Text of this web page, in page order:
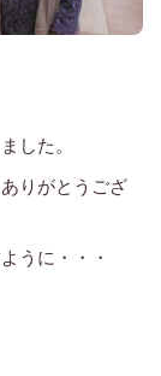
した。
りがとうござ
うに・・・